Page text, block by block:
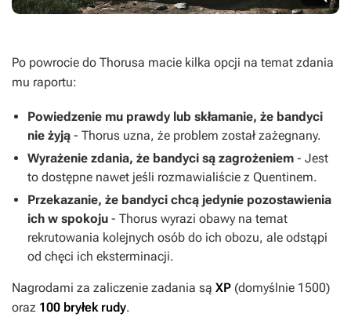
Po powrocie do Thorusa macie kilka opcji na temat zdania
mu raportu:
Powiedzenie mu prawdy lub skłamanie, że bandyci
nie żyją - Thorus uzna, że problem został zażegnany.
Wyrażenie zdania, że bandyci są zagrożeniem - Jest
to dostępne nawet jeśli rozmawialiście z Quentinem.
Przekazanie, że bandyci chcą jedynie pozostawienia
ich w spokoju - Thorus wyrazi obawy na temat
rekrutowania kolejnych osób do ich obozu, ale odstąpi
od chęci ich eksterminacji.
Nagrodami za zaliczenie zadania są XP (domyślnie 1500)
oraz 100 bryłek rudy.